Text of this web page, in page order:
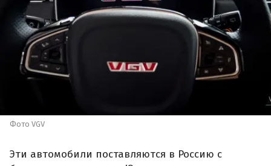
Фото VGV
Эти автомобили поставляются в Россию с